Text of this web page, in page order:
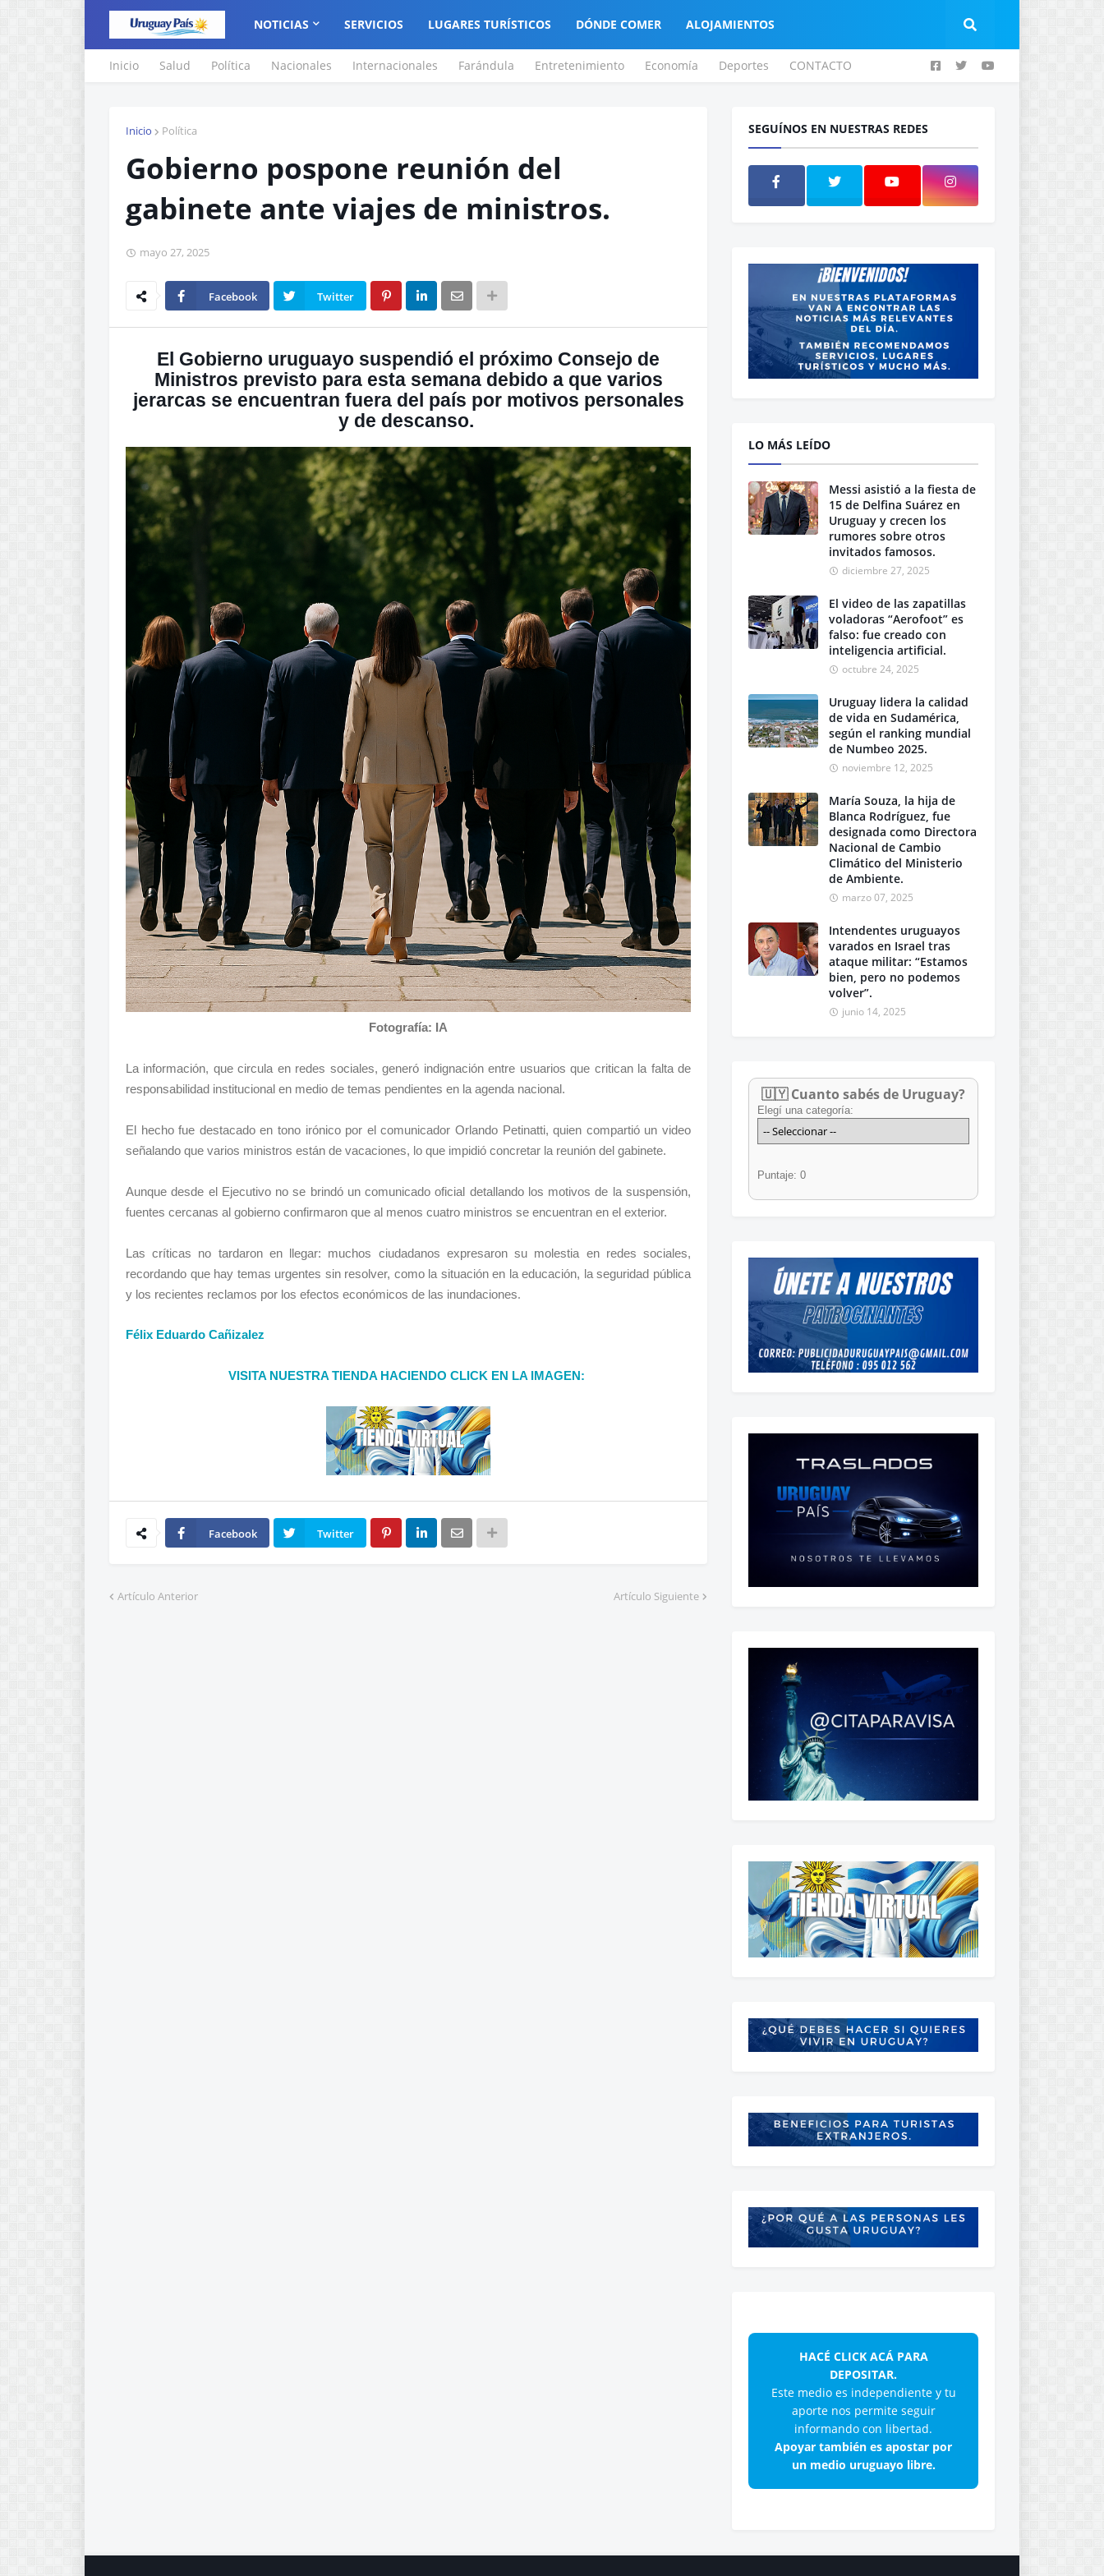
NOTICIAS SERVICIOS LUGARES TURÍSTICOS DÓNDE COMER ALOJAMIENTOS
Inicio Salud Política Nacionales Internacionales Farándula Entretenimiento Economía Deportes CONTACTO
Inicio Política
Gobierno pospone reunión del
gabinete ante viajes de ministros.
mayo 27, 2025
Facebook Twitter
El Gobierno uruguayo suspendió el próximo Consejo de
Ministros previsto para esta semana debido a que varios
jerarcas se encuentran fuera del país por motivos personales
y de descanso.
Fotografía: IA
La información, que circula en redes sociales, generó indignación entre usuarios que critican la falta de
responsabilidad institucional en medio de temas pendientes en la agenda nacional.
El hecho fue destacado en tono irónico por el comunicador Orlando Petinatti, quien compartió un video
señalando que varios ministros están de vacaciones, lo que impidió concretar la reunión del gabinete.
Aunque desde el Ejecutivo no se brindó un comunicado oficial detallando los motivos de la suspensión,
fuentes cercanas al gobierno confirmaron que al menos cuatro ministros se encuentran en el exterior.
Las críticas no tardaron en llegar: muchos ciudadanos expresaron su molestia en redes sociales,
recordando que hay temas urgentes sin resolver, como la situación en la educación, la seguridad pública
y los recientes reclamos por los efectos económicos de las inundaciones.
Félix Eduardo Cañizalez
VISITA NUESTRA TIENDA HACIENDO CLICK EN LA IMAGEN:
Facebook Twitter
Artículo Anterior Artículo Siguiente
SEGUÍNOS EN NUESTRAS REDES
LO MÁS LEÍDO
Messi asistió a la fiesta de
15 de Delfina Suárez en
Uruguay y crecen los
rumores sobre otros
invitados famosos.
diciembre 27, 2025
El video de las zapatillas
voladoras “Aerofoot” es
falso: fue creado con
inteligencia artificial.
octubre 24, 2025
Uruguay lidera la calidad
de vida en Sudamérica,
según el ranking mundial
de Numbeo 2025.
noviembre 12, 2025
María Souza, la hija de
Blanca Rodríguez, fue
designada como Directora
Nacional de Cambio
Climático del Ministerio
de Ambiente.
marzo 07, 2025
Intendentes uruguayos
varados en Israel tras
ataque militar: “Estamos
bien, pero no podemos
volver”.
junio 14, 2025
🇺🇾 Cuanto sabés de Uruguay?
Elegí una categoría:
Puntaje: 0
HACÉ CLICK ACÁ PARA
DEPOSITAR.
Este medio es independiente y tu
aporte nos permite seguir
informando con libertad.
Apoyar también es apostar por
un medio uruguayo libre.